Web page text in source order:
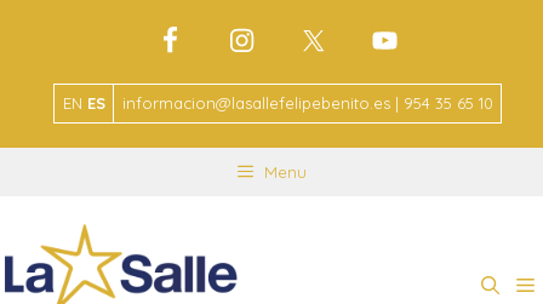
EN ES informacion@lasallefelipebenito.es | 954 35 65 10
Menu